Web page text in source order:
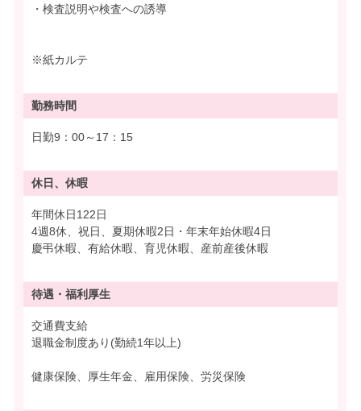
・検査説明や検査への誘導
※紙カルテ
勤務時間
日勤9：00～17：15
休日、休暇
年間休日122日
4週8休、祝日、夏期休暇2日・年末年始休暇4日
慶弔休暇、有給休暇、育児休暇、産前産後休暇
待遇・ 福利厚生
交通費支給
退職金制度あり(勤続1年以上)
健康保険、厚生年金、雇用保険、労災保険